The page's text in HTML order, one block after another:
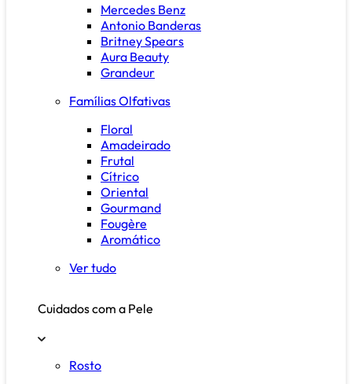
Mercedes Benz
Antonio Banderas
Britney Spears
Aura Beauty
Grandeur
Famílias Olfativas
Floral
Amadeirado
Frutal
Cítrico
Oriental
Gourmand
Fougère
Aromático
Ver tudo
Cuidados com a Pele
Rosto